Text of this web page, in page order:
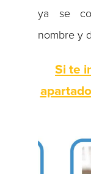
ya se
nombre y
Si te